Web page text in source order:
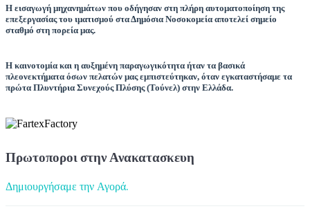
Η εισαγωγή μηχανημάτων που οδήγησαν στη πλήρη αυτοματοποίηση της
επεξεργασίας του ιματισμού στα Δημόσια Νοσοκομεία αποτελεί σημείο
σταθμό στη πορεία μας.
Η καινοτομία και η αυξημένη παραγωγικότητα ήταν τα βασικά
πλεονεκτήματα όσων πελατών μας εμπιστεύτηκαν, όταν εγκαταστήσαμε τα
πρώτα Πλυντήρια Συνεχούς Πλύσης (Τούνελ) στην Ελλάδα.
Πρωτοποροι στην Ανακατασκευη
Δημιουργήσαμε την Αγορά.